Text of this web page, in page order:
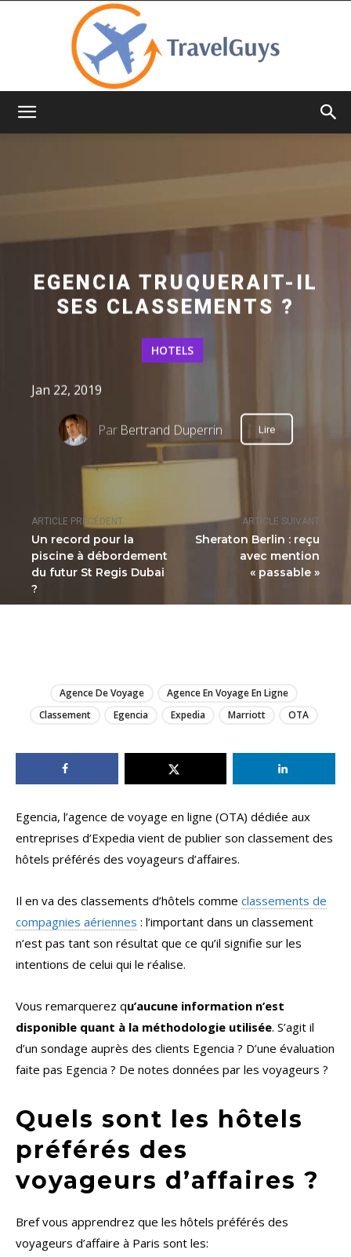
ARTICLE PRÉCÉDENT
Un record pour la
piscine à débordement
du futur St Regis Dubai
?
ARTICLE SUIVANT
Sheraton Berlin : reçu
avec mention
« passable »
EGENCIA TRUQUERAIT-IL
SES CLASSEMENTS ?
HOTELS
Jan 22, 2019
Par Bertrand Duperrin Lire
Agence De Voyage
Agence En Voyage En Ligne
Classement
Egencia Expedia Marriott OTA
Egencia, l’agence de voyage en ligne (OTA) dédiée aux
entreprises d’Expedia vient de publier son classement des
hôtels préférés des voyageurs d’affaires.
Il en va des classements d’hôtels comme classements de
compagnies aériennes : l’important dans un classement
n’est pas tant son résultat que ce qu’il signifie sur les
intentions de celui qui le réalise.
Vous remarquerez qu’aucune information n’est
disponible quant à la méthodologie utilisée. S’agit il
d’un sondage auprès des clients Egencia ? D’une évaluation
faite pas Egencia ? De notes données par les voyageurs ?
Quels sont les hôtels
préférés des
voyageurs d’affaires ?
Bref vous apprendrez que les hôtels préférés des
voyageurs d’affaire à Paris sont les: